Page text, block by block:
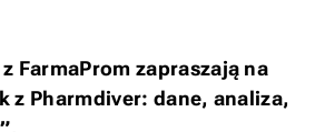
FarmaProm zapraszają na
z Pharmdiver: dane, analiza,